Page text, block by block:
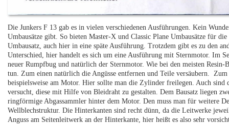
Die Junkers F 13 gab es in vielen verschiedenen Ausführungen. Kein
Umbausätze gibt. So bieten Master-X und Classic Plane Umbausätze für
Umbausatz, auch hier in eine späte Ausführung. Trotzdem gibt es zu den
Unterschied, hier handelt es sich um eine Ausführung mit Sternmotor. Im
neuer Rumpfbug und natürlich der Sternmotor. Wie bei den meisten
tun. Zum einen natürlich die Angüsse entfernen und Teile versäubern.
beispielsweise am Motor. Hier sollte man die Zylinder freilegen. Auch sind
versucht, diese mit Hilfe von Bleidraht zu gestalten. Dem Bausatz liegen
ringförmige Abgassammler hinter dem Motor. Den muss man für weitere
Wellblechstruktur. Die Hinterkanten sind recht dünn, da die Leitwerke
Anguss am Seitenleitwerk an der Hinterkante, hier heißt es also sehr